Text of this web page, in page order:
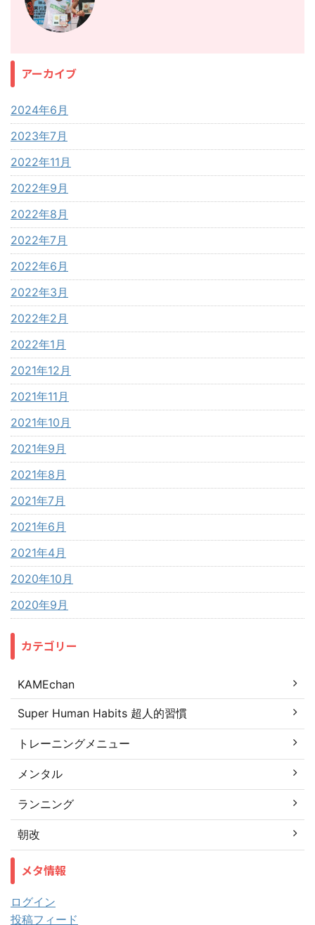
アーカイブ
2024年6月
2023年7月
2022年11月
2022年9月
2022年8月
2022年7月
2022年6月
2022年3月
2022年2月
2022年1月
2021年12月
2021年11月
2021年10月
2021年9月
2021年8月
2021年7月
2021年6月
2021年4月
2020年10月
2020年9月
カテゴリー
KAMEchan
Super Human Habits 超人的習慣
トレーニングメニュー
メンタル
ランニング
朝改
メタ情報
ログイン
投稿フィード